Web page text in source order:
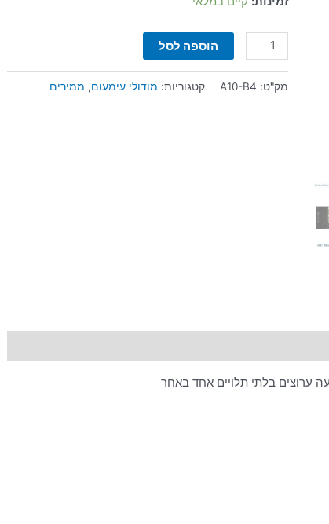
הוספה לסל
מק"ט: A10-B4 קטגוריות: מודולי עימעום, ממירים